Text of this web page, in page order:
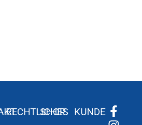
RECHTLICHES
SHOP KUNDE